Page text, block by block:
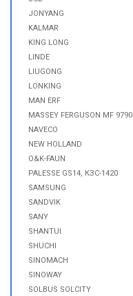
JONYANG
KALMAR
KING LONG
LINDE
LIUGONG
LONKING
MAN ERF
MASSEY FERGUSON MF 9790
NAVECO
NEW HOLLAND
O&K-FAUN
PALESSE GS14, КЗС-1420
SAMSUNG
SANDVIK
SANY
SHANTUI
SHUCHI
SINOMACH
SINOWAY
SOLBUS SOLCITY